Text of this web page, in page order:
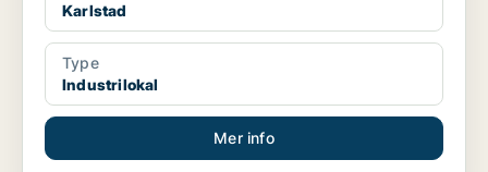
Karlstad
Type
Industrilokal
Mer info